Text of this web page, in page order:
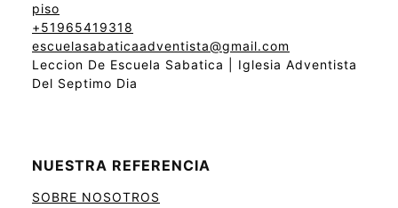
piso
+51965419318
escuelasabaticaadventista@gmail.com
Leccion De Escuela Sabatica | Iglesia Adventista
Del Septimo Dia
NUESTRA REFERENCIA
SOBRE NOSOTROS